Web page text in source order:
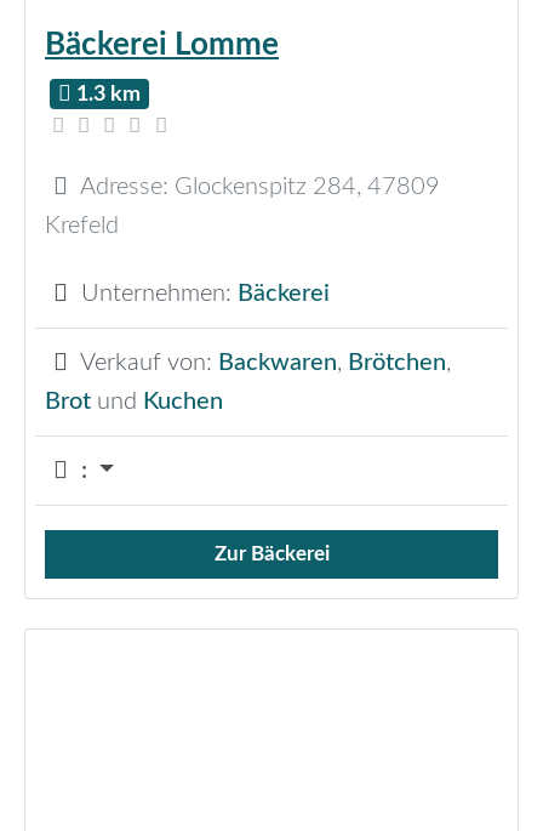
Bäckerei Lomme
1.3 km
Adresse: Glockenspitz 284, 47809
Krefeld
Unternehmen: Bäckerei
Verkauf von: Backwaren, Brötchen,
Brot und Kuchen
:
Verkauf von Brötchen,
Zur Bäckerei